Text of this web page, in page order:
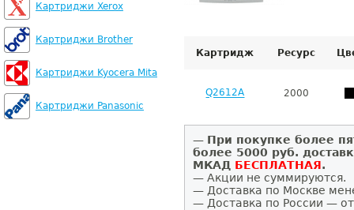
Картриджи Xerox
Картриджи Brother
Картриджи Kyocera Mita
Картриджи Panasonic
Картридж Ресурс
Q2612A 2000
— При покупке более
более 5000 руб.
МКАД БЕСПЛАТНАЯ.
— Акции не суммируются.
— Доставка по Москве
— Доставка по России —